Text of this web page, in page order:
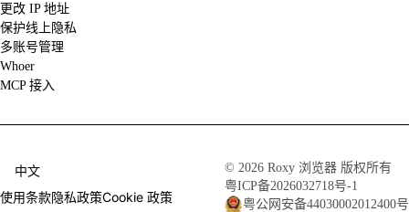
更改 IP 地址
保护线上隐私
多账号管理
Whoer
MCP 接入
中文
使用条款隐私政策Cookie 政策
© 2026 Roxy 浏览器 版权所有
粤ICP备2026032718号-1
粤公网安备44030002012400号